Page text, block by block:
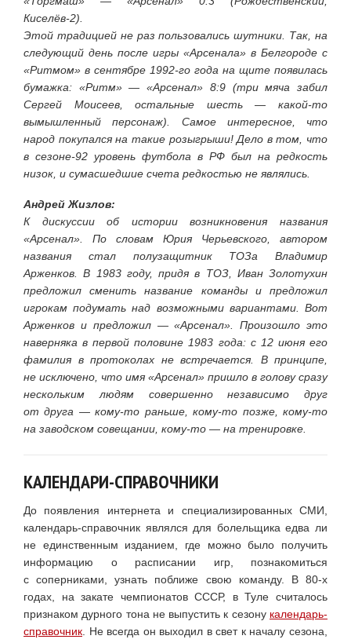
Киселёв-2).
Этой традицией не раз пользовались шутники. Так, на
следующий день после игры «Арсенала» в Белгороде с
«Ритмом» в сентябре 1992-го года на щите появилась
бумажка: «Ритм» — «Арсенал» 8:9 (три мяча забил
Сергей Моисеев, остальные шесть — какой-то
вымышленный персонаж). Самое интересное, что
народ покупался на такие розыгрыши! Дело в том, что
в сезоне-92 уровень футбола в РФ был на редкость
низок, и сумасшедшие счета редкостью не являлись.
Андрей Жизлов:
К дискуссии об истории возникновения названия
«Арсенал». По словам Юрия Черьевского, автором
названия стал полузащитник ТОЗа Владимир
Арженков. В 1983 году, придя в ТОЗ, Иван Золотухин
предложил сменить название команды и предложил
игрокам подумать над возможными вариантами. Вот
Арженков и предложил — «Арсенал». Произошло это
наверняка в первой половине 1983 года: с 12 июня его
фамилия в протоколах не встречается. В принципе,
не исключено, что имя «Арсенал» пришло в голову сразу
нескольким людям совершенно независимо друг
от друга — кому-то раньше, кому-то позже, кому-то
на заводском совещании, кому-то — на тренировке.
КАЛЕНДАРИ-СПРАВОЧНИКИ
До появления интернета и специализированных СМИ,
календарь-справочник являлся для болельщика едва ли
не единственным изданием, где можно было получить
информацию о расписании игр, познакомиться
с соперниками, узнать поближе свою команду. В 80-х
годах, на закате чемпионатов СССР, в Туле считалось
признаком дурного тона не выпустить к сезону календарь-
справочник . Не всегда он выходил в свет к началу сезона,